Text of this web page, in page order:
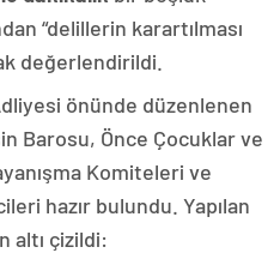
“delillerin karartılması
değerlendirildi.
önünde düzenlenen
Barosu, Önce Çocuklar ve
Komiteleri ve
hazır bulundu. Yapılan
altı çizildi: